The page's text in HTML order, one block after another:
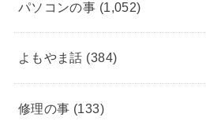
パソコンの事 (1,052)
よもやま話 (384)
修理の事 (133)